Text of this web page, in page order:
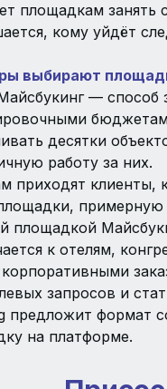
площадкам занять
кому уйдёт
выбирают
—
десятки
работу за них.
приходят
примерную
площадкой
к отелям,
запросов и
предложит формат
на платформе.